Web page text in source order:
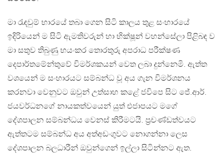
මා රැඳවුම් භාරයේ තබා ගෙන සිටි කාලය තුළ සංහාරයේ
ඉදිරියෙන් ම සිටි ඇමතිවරුන් හා භික්ෂූන් වහන්සේලා පිළිබඳ ව
මා සතුව තිබුණු භයංකර තොරතුරු අපරාධ පරීක්ෂණ
දෙපාර්තමේන්තුවේ විමර්ශකයන් වෙත ලබා දුන්නෙමි. ඇත්ත
වශයෙන් ම සංහාරයට සම්බන්ධ වූ අය ගැන විමර්ශනය
කරනවා වෙනුවට ඔවුන් උත්සාහ කළේ ජවිපෙ සිට ජේ.ආර්.
ජයවර්ධනගේ නායකත්වයෙන් යුත් එජාපයට මගේ
දේශපාලන සම්බන්ධය වෙනස් කිරීමටයි. ප්‍රචණ්ඩත්වයට
ඇත්තටම සම්බන්ධ අය අත්අඩංගුවට නොගන්නා ලෙස
දේශපාලන බලධාරීන් ඔවුන්ගෙන් ඉල්ලා සිටින්නට ඇත.